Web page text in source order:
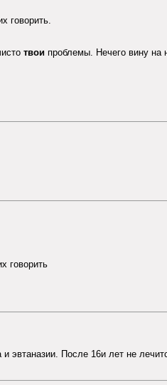
говорить.
твои проблемы. Нечего вину на
говорить
эвтаназии. После 16и лет не